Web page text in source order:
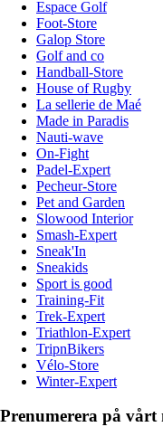
Espace Golf
Foot-Store
Galop Store
Golf and co
Handball-Store
House of Rugby
La sellerie de Maé
Made in Paradis
Nauti-wave
On-Fight
Padel-Expert
Pecheur-Store
Pet and Garden
Slowood Interior
Smash-Expert
Sneak'In
Sneakids
Sport is good
Training-Fit
Trek-Expert
Triathlon-Expert
TripnBikers
Vélo-Store
Winter-Expert
Prenumerera på vårt